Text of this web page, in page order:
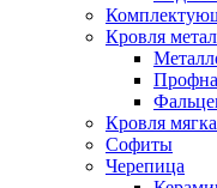
Кровля
Кровля
Софиты
Черепица